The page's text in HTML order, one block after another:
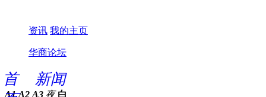
资讯 我的主页
华商论坛
首
新闻
A1 A2 A3 夜 白